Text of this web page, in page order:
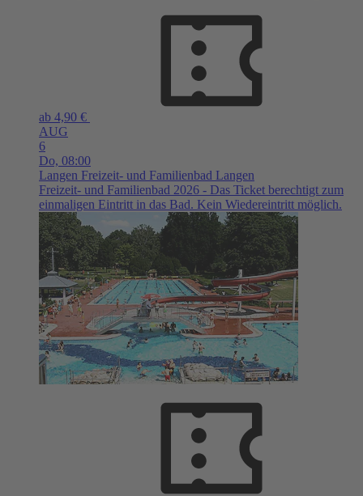
ab 4,90 €
AUG
6
Do, 08:00
Langen Freizeit- und Familienbad Langen
Freizeit- und Familienbad 2026 - Das Ticket berechtigt zum
einmaligen Eintritt in das Bad. Kein Wiedereintritt möglich.